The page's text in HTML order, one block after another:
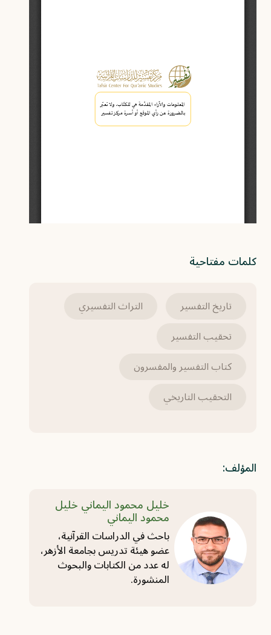
كلمات مفتاحية
تاريخ التفسير
التراث التفسيري
تحقيب التفسير
كتاب التفسير والمفسرون
التحقيب التاريخي
المؤلف:
خليل محمود اليماني خليل
محمود اليماني
باحث في الدراسات القرآنية،
عضو هيئة تدريس بجامعة الأزهر،
له عدد من الكتابات والبحوث
المنشورة.